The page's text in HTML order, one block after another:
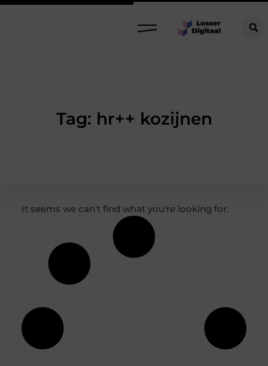
Tag: hr++ kozijnen
It seems we can't find what you're looking for.